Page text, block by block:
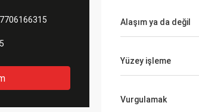
Alaşım ya da değil
Yüzey işleme
Vurgulamak